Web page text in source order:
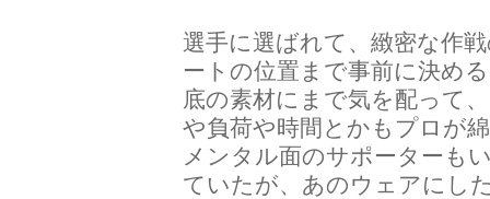
選手に選ばれて、緻密な作
ートの位置まで事前に決め
底の素材にまで気を配って
や負荷や時間とかもプロが
メンタル面のサポーターも
ていたが、あのウェアにし